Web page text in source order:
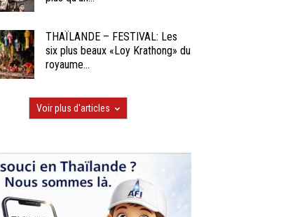
THAÏLANDE – FESTIVAL: Les
six plus beaux «Loy Krathong» du
royaume...
Voir plus d'articles